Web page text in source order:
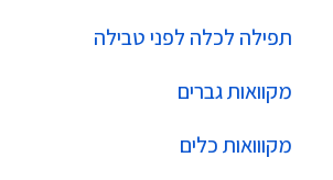
תפילה לכלה לפני טבילה
מקוואות גברים
מקווואות כלים